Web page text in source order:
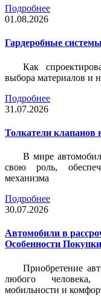
Подробнее
01.08.2026
Гардеробные
Как
выбора материалов и
Подробнее
31.07.2026
Толкатели клапанов
В мире
свою роль,
механизма
Подробнее
30.07.2026
Автомобили в
Особенности Покупки
Приобретение
любого
мобильности и